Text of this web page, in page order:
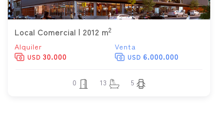
Local Comercial | 2012 m2
Alquiler
USD 30.000
Venta
USD 6.000.000
0 13 5